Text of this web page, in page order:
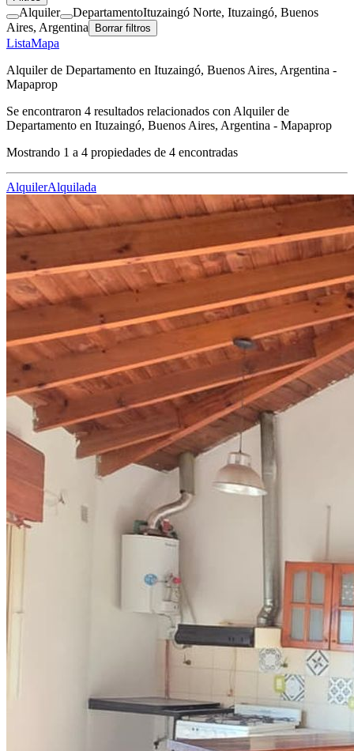
Alquiler DepartamentoItuzaingó Norte, Ituzaingó, Buenos
Aires, Argentina
Borrar filtros
ListaMapa
Alquiler de Departamento en Ituzaingó, Buenos Aires, Argentina -
Mapaprop
Se encontraron 4 resultados relacionados con Alquiler de
Departamento en Ituzaingó, Buenos Aires, Argentina - Mapaprop
Mostrando 1 a 4 propiedades de 4 encontradas
AlquilerAlquilada